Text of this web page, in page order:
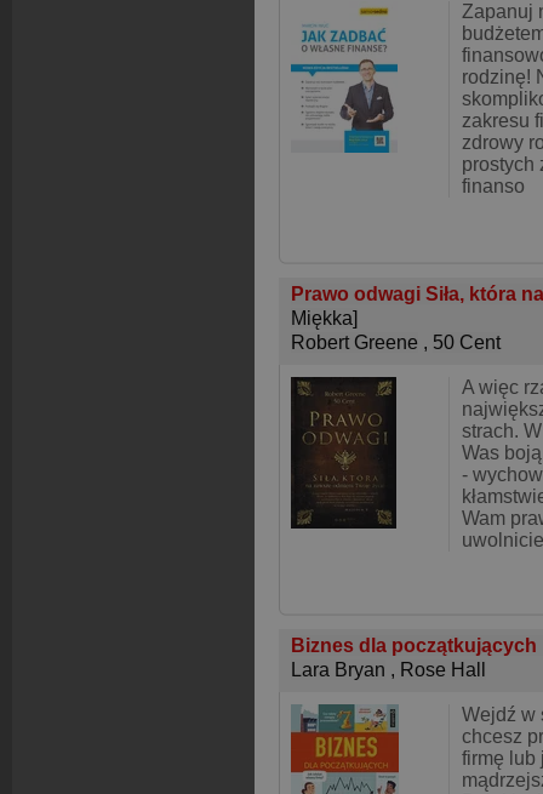
Zapanuj
rodzinę!
zakresu
zdrowy
prostych
finanso
Prawo odwagi Siła, która
Miękka]
Robert Greene , 50 Cent
A więc
strach.
Was
-
Wam
Biznes dla początkujących
Lara Bryan , Rose Hall
Wejdź w
chcesz
firmę lub